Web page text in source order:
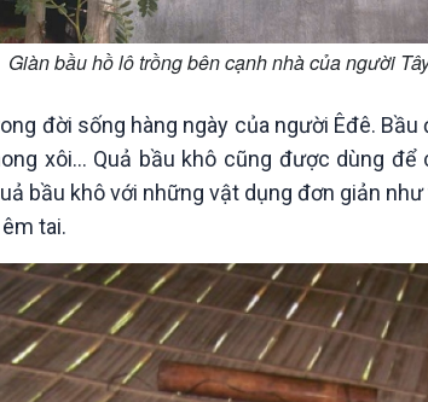
Giàn bầu hồ lô trồng bên cạnh nhà của người
đời sống hàng ngày của người Êđê.
xôi… Quả bầu khô cũng được dùng
bầu khô với những vật dụng đơn giản
tai.